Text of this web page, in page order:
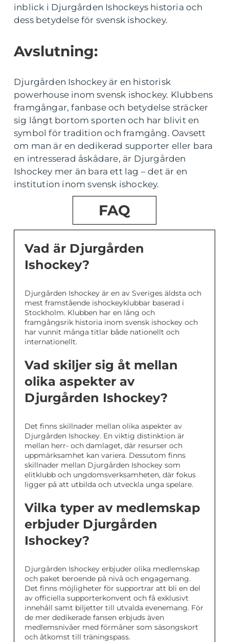
inblick i Djurgården Ishockeys historia och
dess betydelse för svensk ishockey.
Avslutning:
Djurgården Ishockey är en historisk
powerhouse inom svensk ishockey. Klubbens
framgångar, fanbase och betydelse sträcker
sig långt bortom sporten och har blivit en
symbol för tradition och framgång. Oavsett
om man är en dedikerad supporter eller bara
en intresserad åskådare, är Djurgården
Ishockey mer än bara ett lag – det är en
institution inom svensk ishockey.
FAQ
Vad är Djurgården
Ishockey?
Djurgården Ishockey är en av Sveriges äldsta och
mest framstående ishockeyklubbar baserad i
Stockholm. Klubben har en lång och
framgångsrik historia inom svensk ishockey och
har vunnit många titlar både nationellt och
internationellt.
Vad skiljer sig åt mellan
olika aspekter av
Djurgården Ishockey?
Det finns skillnader mellan olika aspekter av
Djurgården Ishockey. En viktig distinktion är
mellan herr- och damlaget, där resurser och
uppmärksamhet kan variera. Dessutom finns
skillnader mellan Djurgården Ishockey som
elitklubb och ungdomsverksamheten, där fokus
ligger på att utbilda och utveckla unga spelare.
Vilka typer av medlemskap
erbjuder Djurgården
Ishockey?
Djurgården Ishockey erbjuder olika medlemskap
och paket beroende på nivå och engagemang.
Det finns möjligheter för supportrar att bli en del
av officiella supporterkonvent och få exklusivt
innehåll samt biljetter till utvalda evenemang. För
de mer dedikerade fansen erbjuds även
medlemsnivåer med förmåner som säsongskort
och åtkomst till träningspass.